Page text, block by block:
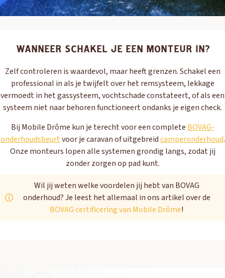
WANNEER SCHAKEL JE EEN MONTEUR IN?
Zelf controleren is waardevol, maar heeft grenzen. Schakel een
professional in als je twijfelt over het remsysteem, lekkage
vermoedt in het gassysteem, vochtschade constateert, of als een
systeem niet naar behoren functioneert ondanks je eigen check.
Bij Mobile Drôme kun je terecht voor een complete BOVAG-
onderhoudsbeurtvoor je caravan of uitgebreidcamperonderhoud.
Onze monteurs lopen alle systemen grondig langs, zodat jij
zonder zorgen op pad kunt.
Wil jij weten welke voordelen jij hebt van BOVAG
onderhoud? Je leest het allemaal in ons artikel over de
BOVAG certificering van Mobile Drôme!